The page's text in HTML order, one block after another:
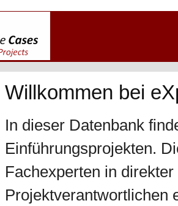
Willkommen bei
In dieser Datenbank
Einführungsprojekten.
Fachexperten in
Projektverantwortlichen